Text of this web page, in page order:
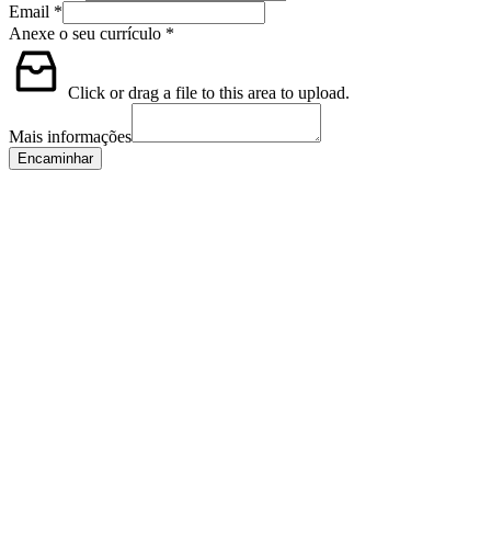
Email *
Anexe o seu currículo *
Click or drag a file to this area to upload.
Mais informações
Encaminhar